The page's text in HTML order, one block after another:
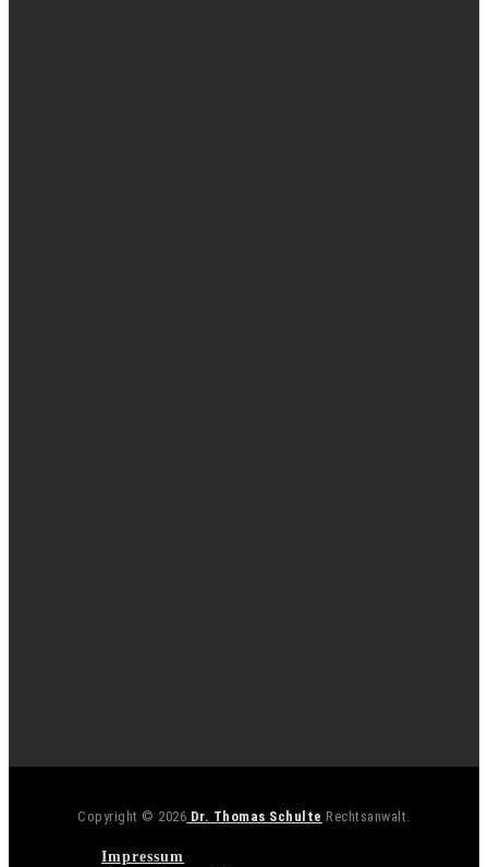
Copyright © 2026 Dr. Thomas Schulte Rechtsanwalt.
Impressum